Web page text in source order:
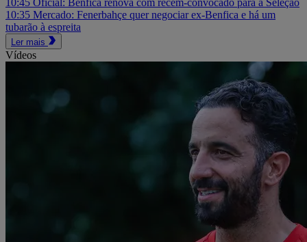
10:35 Mercado: Fenerbahçe quer negociar ex-Benfica e há um
tubarão à espreita
Ler mais
Vídeos